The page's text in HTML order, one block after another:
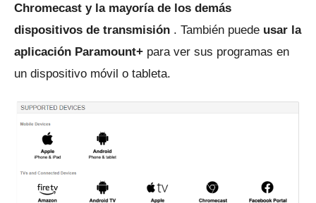
Chromecast y la mayoría de los demás
dispositivos de transmisión . También puede usar la
aplicación Paramount+ para ver sus programas en
un dispositivo móvil o tableta.